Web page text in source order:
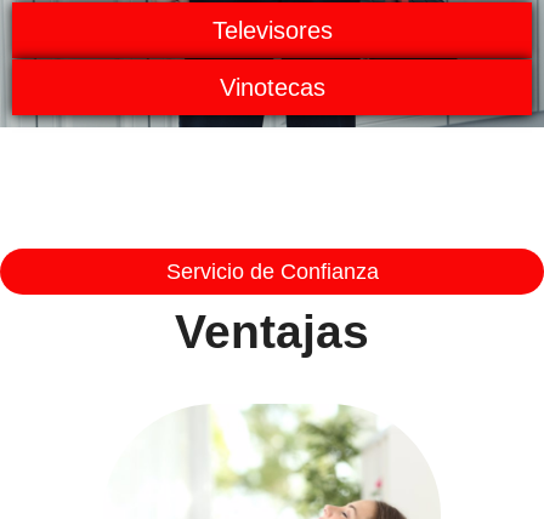
Televisores
Vinotecas
Servicio de Confianza
Ventajas